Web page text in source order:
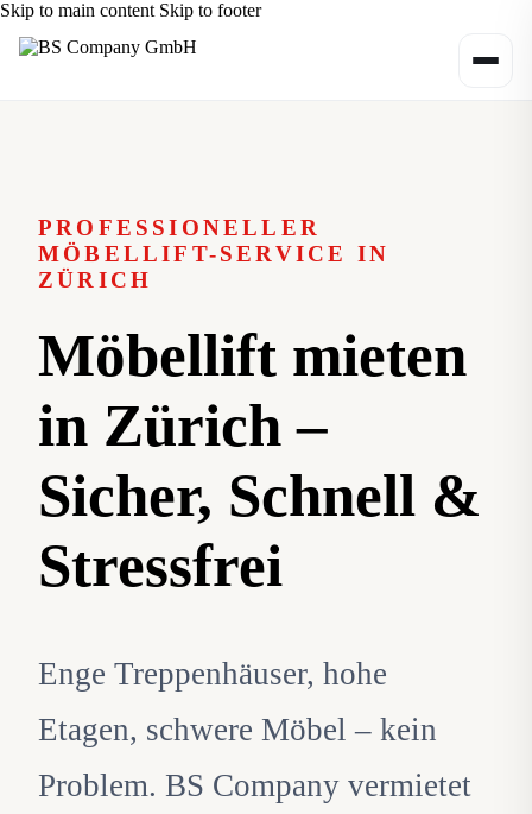
Skip to main content Skip to footer
PROFESSIONELLER
MÖBELLIFT-SERVICE IN
ZÜRICH
Möbellift mieten
in Zürich –
Sicher, Schnell &
Stressfrei
Enge Treppenhäuser, hohe
Etagen, schwere Möbel – kein
Problem. BS Company vermietet